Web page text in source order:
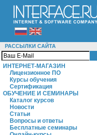
РАССЫЛКИ САЙТА
ИНТЕРНЕТ-МАГАЗИН
Лицензионное ПО
Курсы обучения
Сертификация
ОБУЧЕНИЕ И СЕМИНАРЫ
Каталог курсов
Новости
Статьи
Вопросы и ответы
Бесплатные семинары